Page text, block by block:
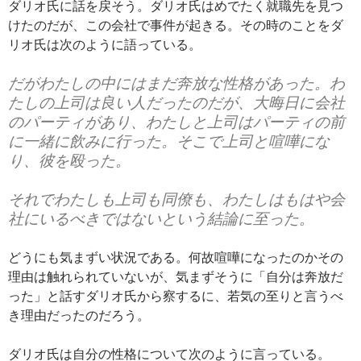
ダリオ氏に話を戻そう。ダリオ氏はめでたく就職先を見つ
けたのだが、この会社で事件が起きる。その時のことをダ
リオ氏は次のように語っている。
だがわたしの中にはまだ奔放な性格があった。わ
たしの上司は良い人だったのだが、大晦日に会社
のパーティがあり、わたしと上司はパーティの前
に一緒に飲みに行った。そこで上司と喧嘩にな
り、彼を殴った。
それでわたしも上司も同僚も、わたしはもはや会
社にいるべきではないという結論に至った。
どうにも気まずい状況である。何故喧嘩になったのかその
理由は触れられていないが、気まずそうに「自分は奔放だ
った」と話すダリオ氏から察するに、若気の至りと言うべ
き理由だったのだろう。
ダリオ氏は自分の性格について次のように言っている。